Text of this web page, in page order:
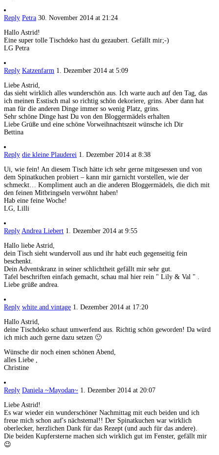
Reply Petra 30. November 2014 at 21:24
Hallo Astrid!
Eine super tolle Tischdeko hast du gezaubert. Gefällt mir;-)
LG Petra
Reply Katzenfarm 1. Dezember 2014 at 5:09
Liebe Astrid,
das sieht wirklich alles wunderschön aus. Ich warte auch auf den Tag, das
ich meinen Esstisch mal so richtig schön dekoriere, grins. Aber dann hat
man für die anderen Dinge immer so wenig Platz, grins.
Sehr schöne Dinge hast Du von den Bloggermädels erhalten
Liebe Grüße und eine schöne Vorweihnachtszeit wünsche ich Dir
Bettina
Reply die kleine Plauderei 1. Dezember 2014 at 8:38
Ui, wie fein! An diesem Tisch hätte ich sehr gerne mitgesessen und von
dem Spinatkuchen probiert – kann mir garnicht vorstellen, wie der
schmeckt… Kompliment auch an die anderen Bloggermädels, die dich mit
den feinen Mitbringseln verwöhnt haben!
Hab eine feine Woche!
LG, Lilli
Reply Andrea Liebert 1. Dezember 2014 at 9:55
Hallo liebe Astrid,
dein Tisch sieht wundervoll aus und ihr habt euch gegenseitig fein
beschenkt.
Dein Adventskranz in seiner schlichtheit gefällt mir sehr gut.
Tafel beschriften einfach gemacht, schau mal hier rein " Lily & Val " .
Liebe grüße andrea.
Reply white and vintage 1. Dezember 2014 at 17:20
Hallo Astrid,
deine Tischdeko schaut umwerfend aus. Richtig schön geworden! Da würd
ich mich auch gerne dazu setzen 🙂
Wünsche dir noch einen schönen Abend,
alles Liebe ,
Christine
Reply Daniela ~Mayodan~ 1. Dezember 2014 at 20:07
Liebe Astrid!
Es war wieder ein wunderschöner Nachmittag mit euch beiden und ich
freue mich schon auf's nächstemal!! Der Spinatkuchen war wirklich
oberlecker, herzlichen Dank für das Rezept (und auch für das andere).
Die beiden Kupfersterne machen sich wirklich gut im Fenster, gefällt mir
😉